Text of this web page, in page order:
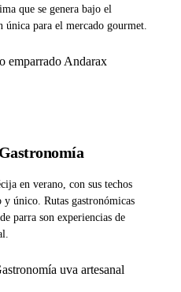
que se genera bajo el
para el mercado gourmet.
emparrado Andarax
en verano, con sus techos
único. Rutas gastronómicas
parra son experiencias de
uva artesanal